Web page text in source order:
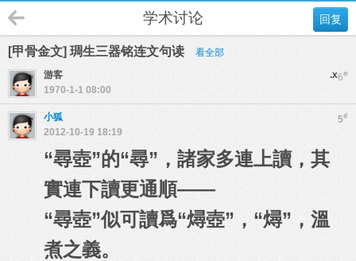
回复
学术讨论
[甲骨金文] 琱生三器铭连文句读 看全部
6#
游客
.x
1970-1-1 08:00
5#
小狐
2012-10-19 18:19
“尋壺”的“尋”，諸家多連上讀，其
實連下讀更通順——
“尋壺”似可讀爲“燖壺”，“燖”，溫
煮之義。